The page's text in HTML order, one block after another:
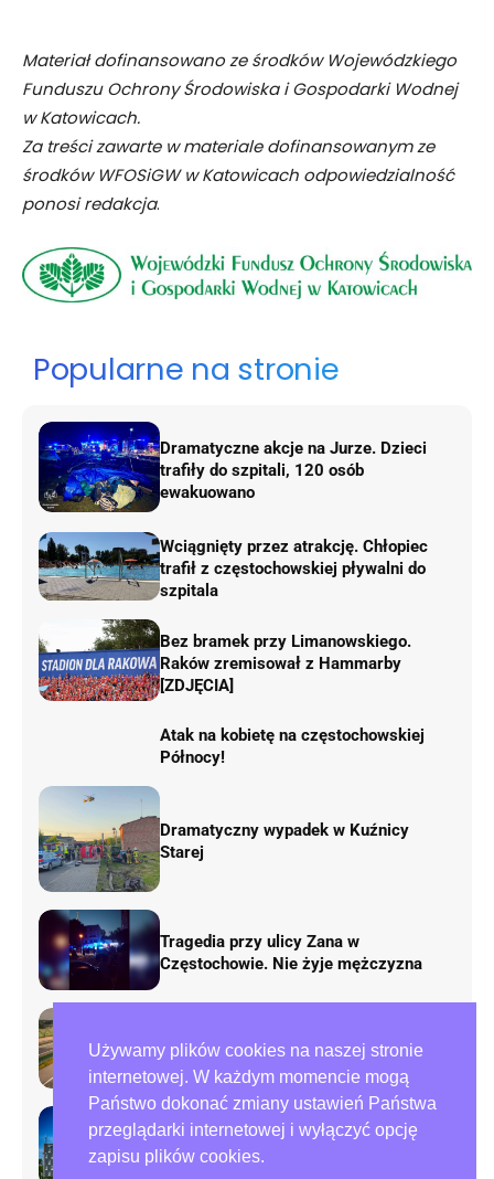
Używamy plików cookies na naszej stronie
internetowej. W każdym momencie mogą
Państwo dokonać zmiany ustawień Państwa
przeglądarki internetowej i wyłączyć opcję
zapisu plików cookies.
Materiał dofinansowano ze środków Wojewódzkiego
Funduszu Ochrony Środowiska i Gospodarki Wodnej
w Katowicach.
Za treści zawarte w materiale dofinansowanym ze
środków WFOSiGW w Katowicach odpowiedzialność
ponosi redakcja.
Popularne na stronie
Dramatyczne akcje na Jurze. Dzieci
trafiły do szpitali, 120 osób
ewakuowano
Wciągnięty przez atrakcję. Chłopiec
trafił z częstochowskiej pływalni do
szpitala
Bez bramek przy Limanowskiego.
Raków zremisował z Hammarby
[ZDJĘCIA]
Atak na kobietę na częstochowskiej
Północy!
Dramatyczny wypadek w Kuźnicy
Starej
Tragedia przy ulicy Zana w
Częstochowie. Nie żyje mężczyzna
autostradzie A1. Będą duże zmiany w
ruchu
Preparowanie kart w referendum.
Zawiadomienia do policji i ABW